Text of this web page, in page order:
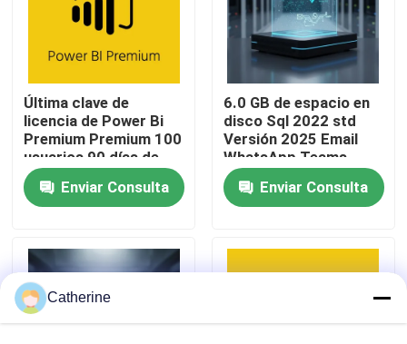
Control de calidad
Contacta con nosotros
Noticias
Compra de la llave de Office 2024
Última clave de
licencia de Power Bi
Premium Premium 100
usuarios 90 días de
garantía
Enviar Consulta
6.0 GB de espacio en
disco Sql 2022 std
Versión 2025 Email
WhatsApp Teams
Solución de base de
datos escalable para
empresas
Enviar Consulta
Catherine